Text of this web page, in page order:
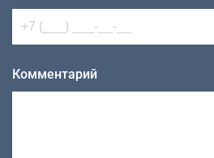
Комментарий